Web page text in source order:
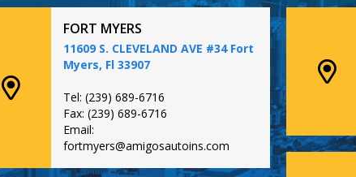
FORT MYERS
11609 S. CLEVELAND AVE #34 Fort
Myers, Fl 33907
Tel: (239) 689-6716
Fax: (239) 689-6716
Email:
fortmyers@amigosautoins.com